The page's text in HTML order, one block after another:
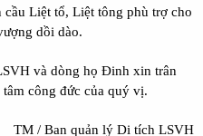
Liệt tổ, Liệt tông phù trợ cho
dồi dào.
và dòng họ Đinh xin trân
công đức của quý vị.
TM / Ban quản lý Di tích LSVH